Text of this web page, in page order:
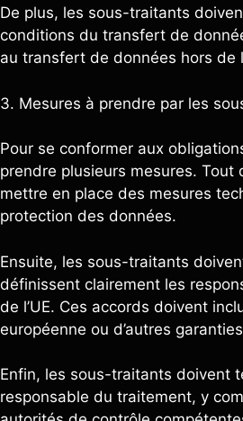
De plus, les sous-traitants
conditions du transfert de
au transfert de données hors de
3. Mesures à prendre par les
Pour se conformer aux
prendre plusieurs mesures.
mettre en place des mesures
protection des données.
Ensuite, les sous-traitants
définissent clairement les
de l’UE. Ces accords doivent
européenne ou d’autres
Enfin, les sous-traitants doivent
responsable du traitement, y